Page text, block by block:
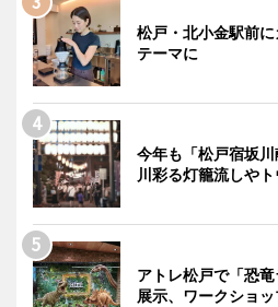
松戸・北小金駅前
テーマに
今年も「松戸宿坂
川彩る灯籠流しや
アトレ松戸で「恐
展示、ワークショッ